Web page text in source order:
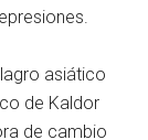
asiático
de Kaldor
de cambio